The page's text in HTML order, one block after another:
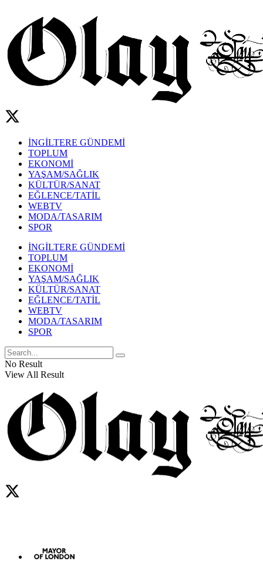
İNGİLTERE GÜNDEMİ
TOPLUM
EKONOMİ
YAŞAM/SAĞLIK
KÜLTÜR/SANAT
EĞLENCE/TATİL
WEBTV
MODA/TASARIM
SPOR
İNGİLTERE GÜNDEMİ
TOPLUM
EKONOMİ
YAŞAM/SAĞLIK
KÜLTÜR/SANAT
EĞLENCE/TATİL
WEBTV
MODA/TASARIM
SPOR
No Result
View All Result